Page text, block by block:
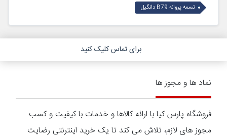
تسمه پروانه B79 دانگیل
برای تماس کلیک کنید
نماد ها و مجوز ها
فروشگاه پارس کیا با ارائه کالاها و خدمات با کیفیت و کسب
مجوز های لازم، تلاش می کند تا یک خرید اینترنتی رضایت